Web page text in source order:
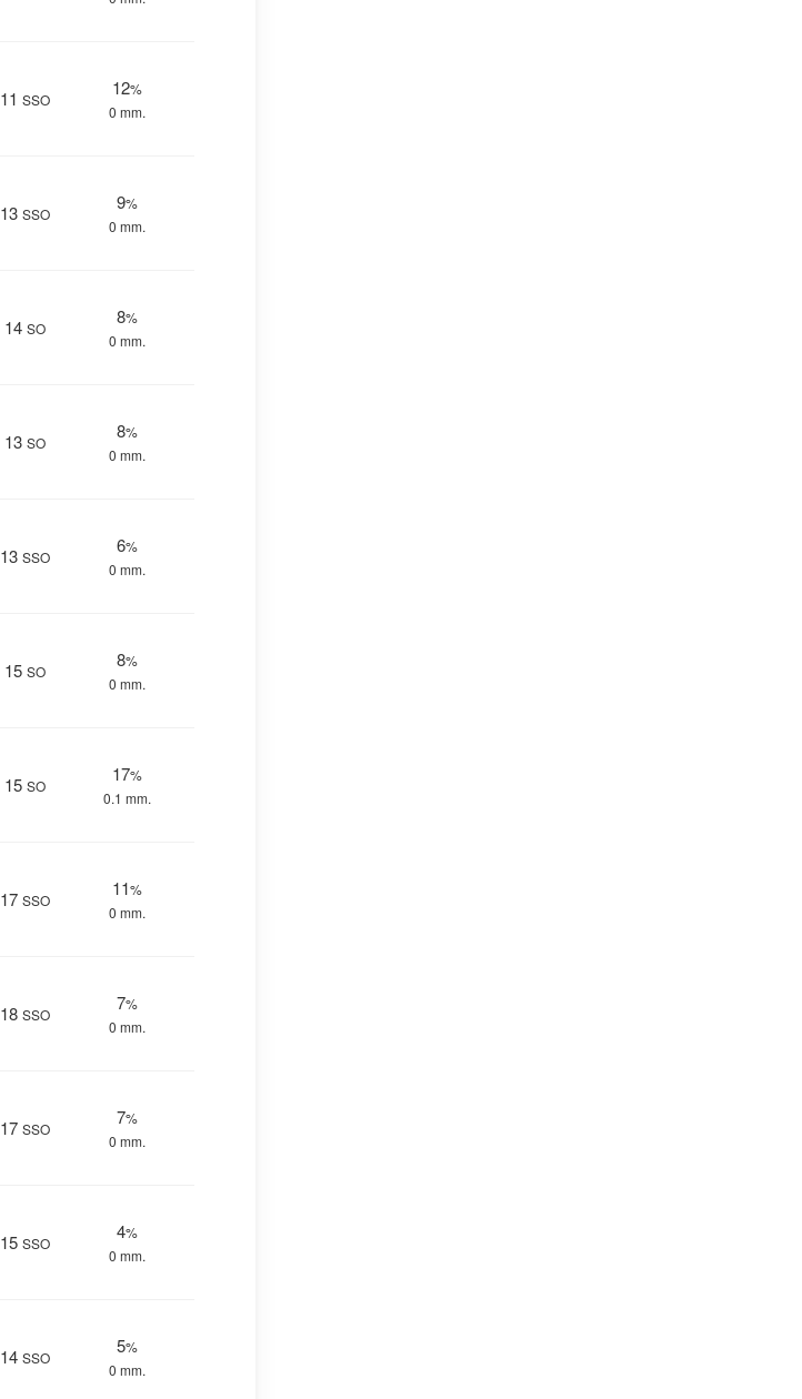
11 SSO
12%
0 mm.
13 SSO
9%
0 mm.
14 SO
8%
0 mm.
13 SO
8%
0 mm.
13 SSO
6%
0 mm.
15 SO
8%
0 mm.
15 SO
17%
0.1 mm.
17 SSO
11%
0 mm.
18 SSO
7%
0 mm.
17 SSO
7%
0 mm.
15 SSO
4%
0 mm.
14 SSO
5%
0 mm.